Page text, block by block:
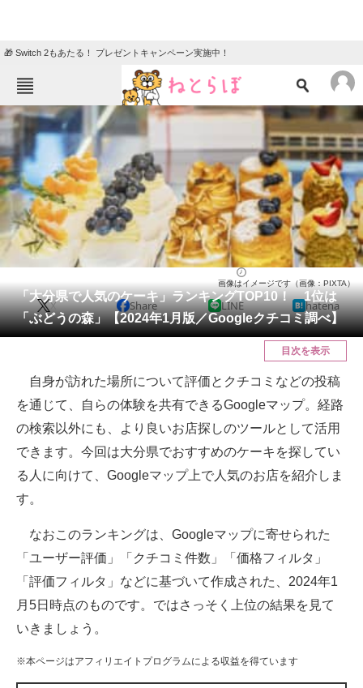
🎁 Switch 2もあたる！ プレゼントキャンペーン実施中！
ねとらぼメニュー
エンタメ クイズ
グルメ 地域
住まい 教育・育児
リサーチ
会員記事
メディア
ITの今と未来を見通す
スマホと通信の最新トレンド
進化するPCとデバイスの未来
ビジネスと働き方のヒント
企業ITのトレンドを詳説
「大分県で人気のケーキ」ランキングTOP10！ 1位は
「ぶどうの森」【2024年1月版／Googleクチコミ調べ】
画像はイメージです（画像：PIXTA）
X Share LINE hatena
目次を表示
自身が訪れた場所について評価とクチコミなどの投稿
を通じて、自らの体験を共有できるGoogleマップ。経路
の検索以外にも、より良いお店探しのツールとして活用
できます。今回は大分県でおすすめのケーキを探してい
る人に向けて、Googleマップ上で人気のお店を紹介しま
す。
なおこのランキングは、Googleマップに寄せられた
「ユーザー評価」「クチコミ件数」「価格フィルタ」
「評価フィルタ」などに基づいて作成された、2024年1
月5日時点のものです。ではさっそく上位の結果を見て
いきましょう。
※本ページはアフィリエイトプログラムによる収益を得ています